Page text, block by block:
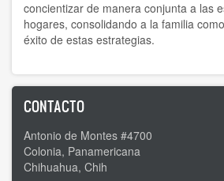
concientizar de manera conjunta a las
hogares, consolidando a la familia
éxito de estas estrategias.
CONTACTO
Antonio de Montes #4700
Colonia, Panamericana
Chihuahua, Chih